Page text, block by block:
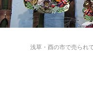
浅草・酉の市で売られ